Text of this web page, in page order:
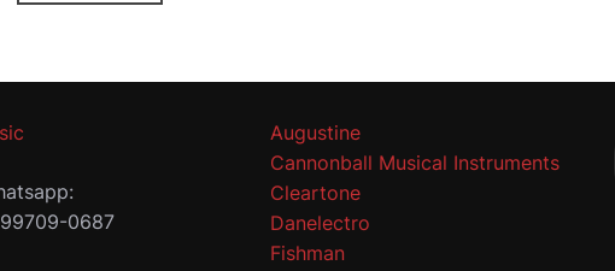
0687
Augustine
Cannonball Musical Instruments
Cleartone
Danelectro
Fishman